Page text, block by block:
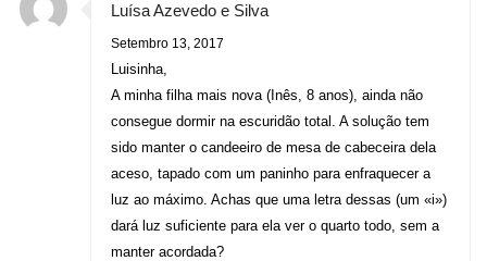
Luísa Azevedo e Silva
Setembro 13, 2017
Luisinha,
A minha filha mais nova (Inês, 8 anos), ainda não
consegue dormir na escuridão total. A solução tem
sido manter o candeeiro de mesa de cabeceira dela
aceso, tapado com um paninho para enfraquecer a
luz ao máximo. Achas que uma letra dessas (um «i»)
dará luz suficiente para ela ver o quarto todo, sem a
manter acordada?